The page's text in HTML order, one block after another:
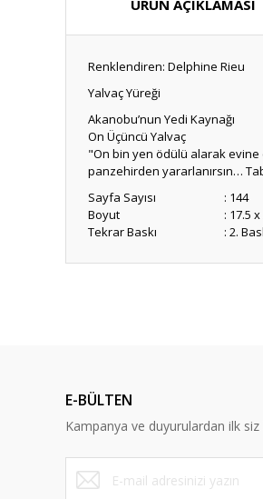
ÜRÜN AÇIKLAMASI
Renklendiren: Delphine Rieu
Yalvaç Yüreği
Akanobu’nun Yedi Kaynağı
On Üçüncü Yalvaç
"On bin yen ödülü alarak
panzehirden yararlanırsın…
Sayfa Sayısı
: 144
Boyut
: 17.5
Tekrar Baskı
: 2.
Ürün bilgilerinde hatalar
Ürün fiyatı diğer sitelerden
Bu ürüne benzer farklı
E-BÜLTEN
Kampanya ve duyurulardan ilk